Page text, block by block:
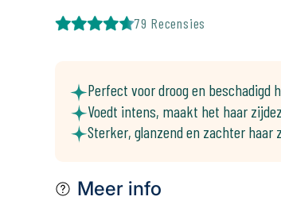
79 Recensies
Perfect voor droog en beschadigd
Voedt intens, maakt het haar
Sterker, glanzend en zachter haar
Meer info